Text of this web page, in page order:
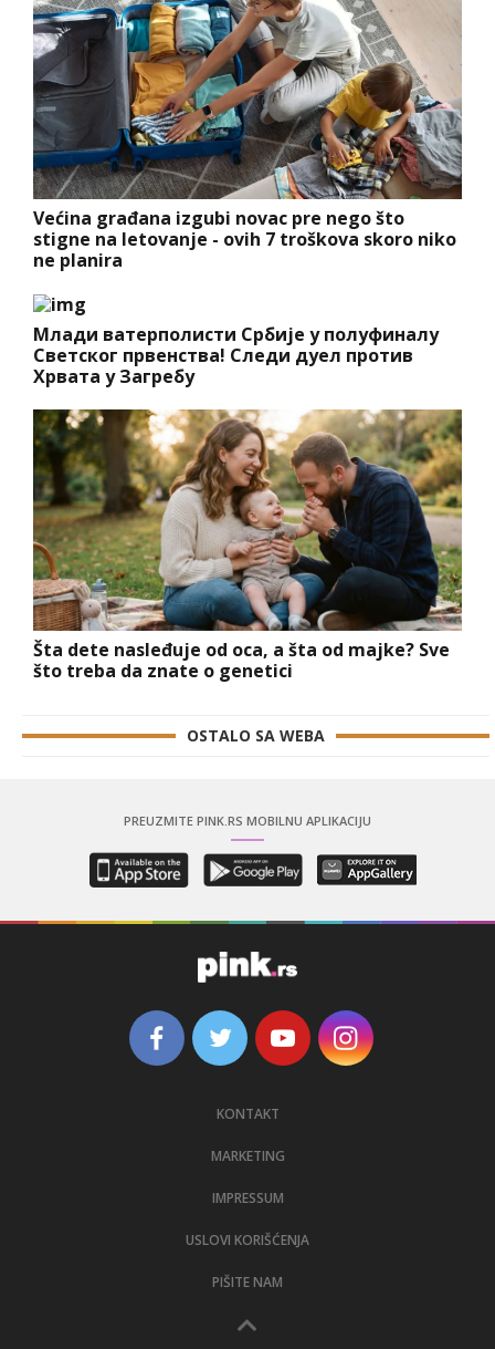
Većina građana izgubi novac pre nego što
stigne na letovanje - ovih 7 troškova skoro niko
ne planira
Млади ватерполисти Србије у полуфиналу
Светског првенства! Следи дуел против
Хрвата у Загребу
Šta dete nasleđuje od oca, a šta od majke? Sve
što treba da znate o genetici
OSTALO SA WEBA
PREUZMITE PINK.RS MOBILNU APLIKACIJU
KONTAKT
MARKETING
IMPRESSUM
USLOVI KORIŠĆENJA
PIŠITE NAM